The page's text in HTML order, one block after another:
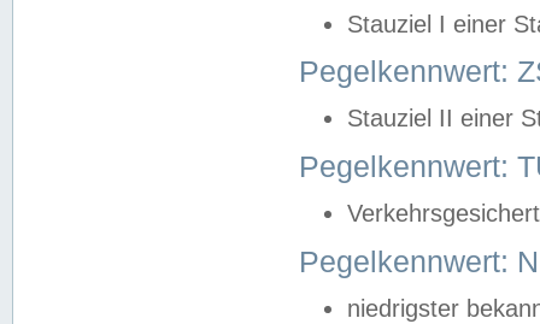
Stauziel I einer
Pegelkennwert:
Stauziel II einer
Pegelkennwert:
Pegelkennwert:
niedrigster